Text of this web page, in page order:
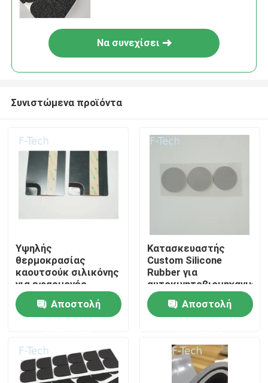
Σπίτι
Βίντεο
Να συνεχίσει
Συνιστώμενα προϊόντα
Υψηλής
θερμοκρασίας
καουτσούκ σιλικόνης
για εφαρμογές
αυτοκινήτων
Αποστολή
Κατασκευαστής
Custom Silicone
Rubber για
αυτοκινητοβιομηχανικές
εφαρμογές
Αποστολή